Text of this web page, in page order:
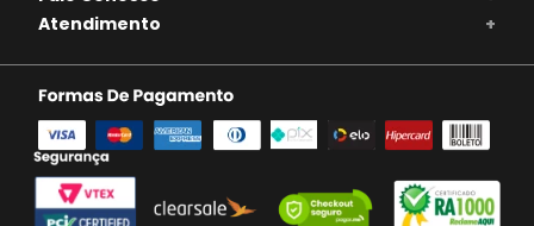
Atendimento
+